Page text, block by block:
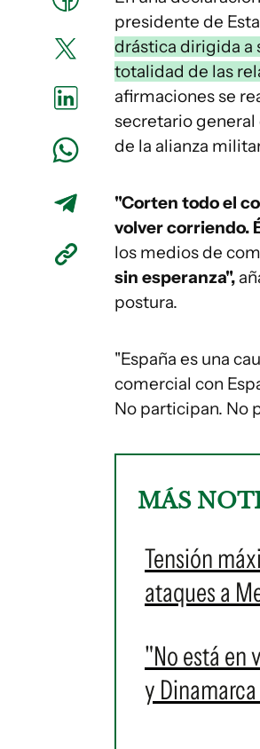
presidente de
drástica dirigida a
totalidad de las
afirmaciones se
secretario general
de la alianza
"Corten todo el
volver corriendo.
los medios de
sin esperanza",
postura.
"España es una
comercial con
No participan. No
MÁS
Tensión
ataques a
"No está en
y